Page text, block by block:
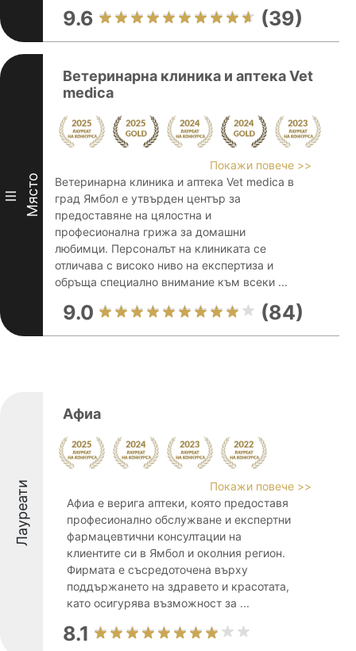
9.6 (39)
III Място
Ветеринарна клиника и аптека Vet
medica
Покажи повече >>
Ветеринарна клиника и аптека Vet medica в
град Ямбол е утвърден център за
предоставяне на цялостна и
професионална грижа за домашни
любимци. Персоналът на клиниката се
отличава с високо ниво на експертиза и
обръща специално внимание към всеки ...
9.0 (84)
Лауреати
Афиа
Покажи повече >>
Афиа е верига аптеки, която предоставя
професионално обслужване и експертни
фармацевтични консултации на
клиентите си в Ямбол и околния регион.
Фирмата е съсредоточена върху
поддържането на здравето и красотата,
като осигурява възможност за ...
8.1